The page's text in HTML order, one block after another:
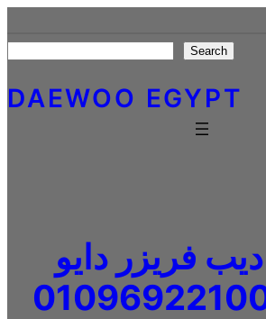
to
content
Search
DAEWOO EGYPT
فريزر دايو